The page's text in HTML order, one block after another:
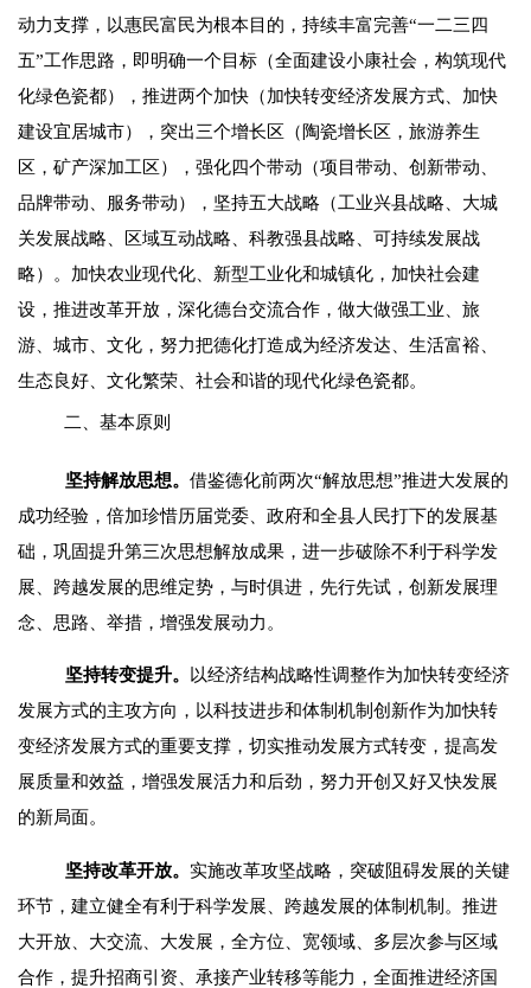
动力支撑，以惠民富民为根本目的，持续丰富完善“一二三四
五”工作思路，即明确一个目标（全面建设小康社会，构筑现代
化绿色瓷都），推进两个加快（加快转变经济发展方式、加快
建设宜居城市），突出三个增长区（陶瓷增长区，旅游养生
区，矿产深加工区），强化四个带动（项目带动、创新带动、
品牌带动、服务带动），坚持五大战略（工业兴县战略、大城
关发展战略、区域互动战略、科教强县战略、可持续发展战
略）。加快农业现代化、新型工业化和城镇化，加快社会建
设，推进改革开放，深化德台交流合作，做大做强工业、旅
游、城市、文化，努力把德化打造成为经济发达、生活富裕、
生态良好、文化繁荣、社会和谐的现代化绿色瓷都。
二、基本原则
坚持解放思想。借鉴德化前两次“解放思想”推进大发展的
成功经验，倍加珍惜历届党委、政府和全县人民打下的发展基
础，巩固提升第三次思想解放成果，进一步破除不利于科学发
展、跨越发展的思维定势，与时俱进，先行先试，创新发展理
念、思路、举措，增强发展动力。
坚持转变提升。 以经济结构战略性调整作为加快转变经济
发展方式的主攻方向，以科技进步和体制机制创新作为加快转
变经济发展方式的重要支撑，切实推动发展方式转变，提高发
展质量和效益，增强发展活力和后劲，努力开创又好又快发展
的新局面。
坚持改革开放。实施改革攻坚战略，突破阻碍发展的关键
环节，建立健全有利于科学发展、跨越发展的体制机制。推进
大开放、大交流、大发展，全方位、宽领域、多层次参与区域
合作，提升招商引资、承接产业转移等能力，全面推进经济国